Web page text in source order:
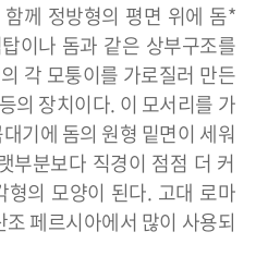
께 정방형의 평면 위에 돔*
이나 돔과 같은 상부구조를
각 모퉁이를 가로질러 만든
의 장치이다. 이 모서리를 가
기에 돔의 원형 밑면이 세워
부분보다 직경이 점점 더 커
형의 모양이 된다. 고대 로마
페르시아에서 많이 사용되